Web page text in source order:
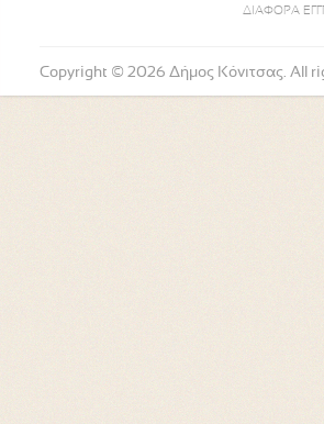
ΔΙΑΦΟΡΑ
Copyright © 2026 Δήμος Κόνιτσας. All